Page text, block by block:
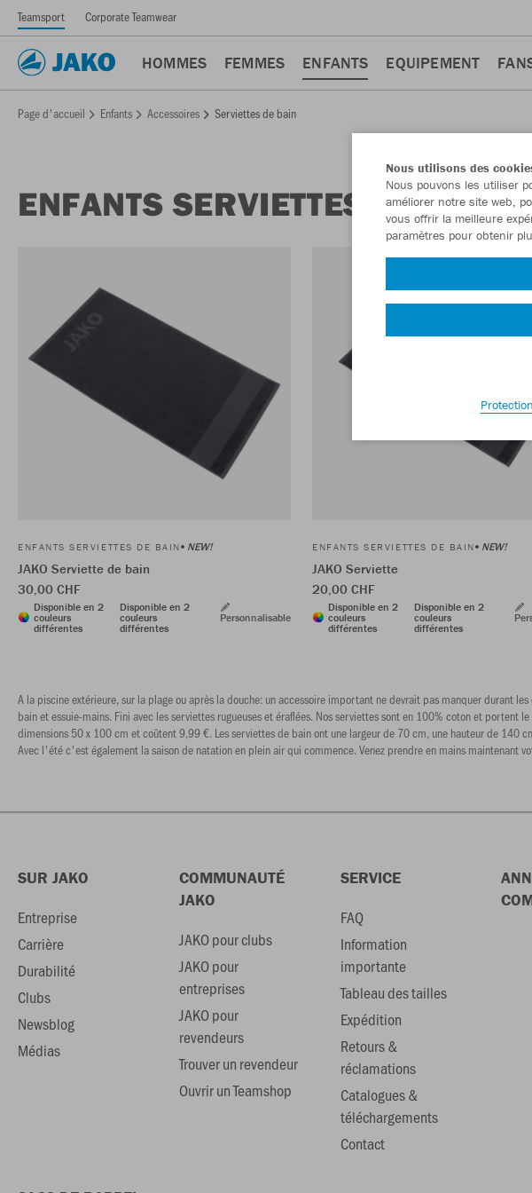
Teamsport Corporate Teamwear
HOMMES FEMMES ENFANTS EQUIPEMENT
Page d'accueil Enfants Accessoires Serviettes de bain
ENFANTS SERVIETTES DE BAIN
ENFANTS SERVIETTES DE BAIN NEW!
JAKO Serviette de bain
30,00 CHF
Disponible en 2
couleurs
différentes
Disponible en 2
couleurs
différentes
Personnalisable
ENFANTS SERVIETTES DE BAIN NEW!
JAKO Serviette
20,00 CHF
Disponible en 2
couleurs
différentes
Disponible en 2
couleurs
différentes
A la piscine extérieure, sur la plage ou après la douche: un accessoire important ne devrait pas manquer durant
bain et essuie-mains. Fini avec les serviettes rugueuses et éraflées. Nos serviettes sont en 100% coton et portent
dimensions 50 x 100 cm et coûtent 9,99 €. Les serviettes de bain ont une largeur de 70 cm, une hauteur de
Avec l'été c'est également la saison de natation en plein air qui commence. Venez prendre en mains maintenant
SUR JAKO
Entreprise
Carrière
Durabilité
Clubs
Newsblog
Médias
COMMUNAUTÉ
JAKO
JAKO pour clubs
JAKO pour
entreprises
JAKO pour
revendeurs
Trouver un revendeur
Ouvrir un Teamshop
SERVICE
FAQ
Information
importante
Tableau des tailles
Expédition
Retours &
réclamations
Catalogues &
téléchargements
Contact
Nous utilisons des
Nous pouvons les utiliser
améliorer notre site web,
vous offrir la meilleure
paramètres pour obtenir